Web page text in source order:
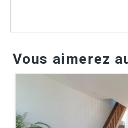
Vous aimerez